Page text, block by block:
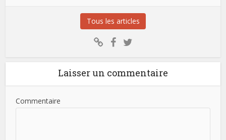
Tous les articles
Laisser un commentaire
Commentaire